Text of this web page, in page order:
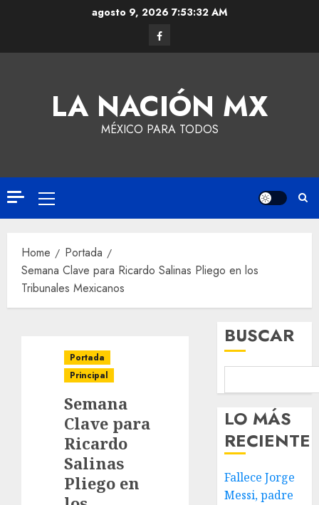
agosto 9, 2026 7:53:32 AM
LA NACIÓN MX
MÉXICO PARA TODOS
Home
Portada
Semana Clave para Ricardo Salinas Pliego en los
Tribunales Mexicanos
Portada
Principal
Semana
Clave para
Ricardo
Salinas
Pliego en
BUSCAR
LO MÁS
RECIENTE
Fallece Jorge
Messi, padre